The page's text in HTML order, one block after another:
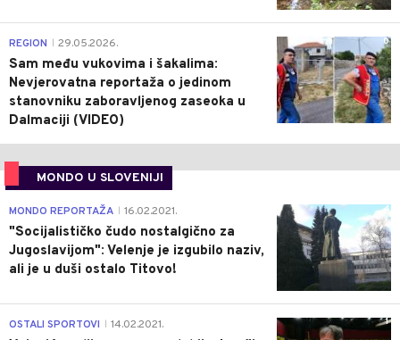
0
REGION 29.05.2026.
Sam među vukovima i šakalima:
Nevjerovatna reportaža o jedinom
stanovniku zaboravljenog zaseoka u
Dalmaciji (VIDEO)
MONDO U SLOVENIJI
4
MONDO REPORTAŽA 16.02.2021.
"Socijalističko čudo nostalgično za
Jugoslavijom": Velenje je izgubilo naziv,
ali je u duši ostalo Titovo!
1
OSTALI SPORTOVI 14.02.2021.